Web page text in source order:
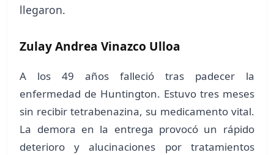
llegaron.
Zulay Andrea Vinazco Ulloa
A los 49 años falleció tras padecer la
enfermedad de Huntington. Estuvo tres meses
sin recibir tetrabenazina, su medicamento vital.
La demora en la entrega provocó un rápido
deterioro y alucinaciones por tratamientos